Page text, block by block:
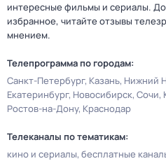
интересные фильмы и сериалы.
избранное, читайте отзывы
мнением.
Телепрограмма по городам:
Санкт-Петербург Казань Нижний
Екатеринбург Новосибирск Сочи
Ростов-на-Дону Краснодар
Телеканалы по тематикам:
кино и сериалы бесплатные